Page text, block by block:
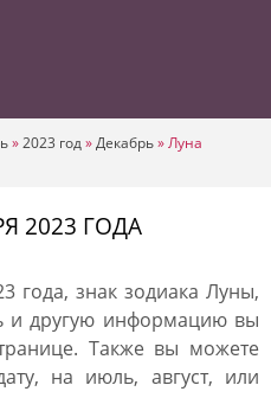
»2023 год»Декабрь»Луна
2023 ГОДА
года, знак зодиака Луны,
и другую информацию вы
Также вы можете
на июль, август, или